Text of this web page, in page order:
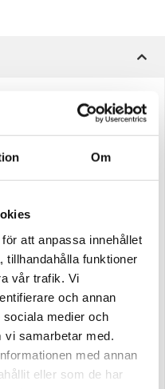
Om
att anpassa innehållet
tillhandahålla funktioner
vår trafik. Vi
och annan
medier och
samarbetar med.
med annan
eller som de har
mot denna för att ta bort
produkt är avsedd för
på allmän väg.
MSE 8.0 ECU men är
Bosch MSE6.0 ECU.
för att säkerställa
smidigt
användning. Användning
att installation och